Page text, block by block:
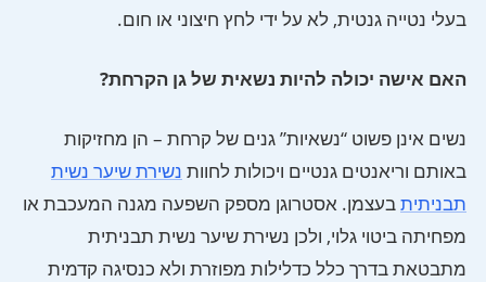
בעלי נטייה גנטית, לא על ידי לחץ חיצוני או חום.
האם אישה יכולה להיות נשאית של גן הקרחת?
נשים אינן פשוט “נשאיות” גנים של קרחת – הן מחזיקות
באותם וריאנטים גנטיים ויכולות לחוות נשירת שיער נשית
תבניתיתבעצמן. אסטרוגן מספק השפעה מגנה המעכבת או
מפחיתה ביטוי גלוי, ולכן נשירת שיער נשית תבניתית
מתבטאת בדרך כלל כדלילות מפוזרת ולא כנסיגה קדמית